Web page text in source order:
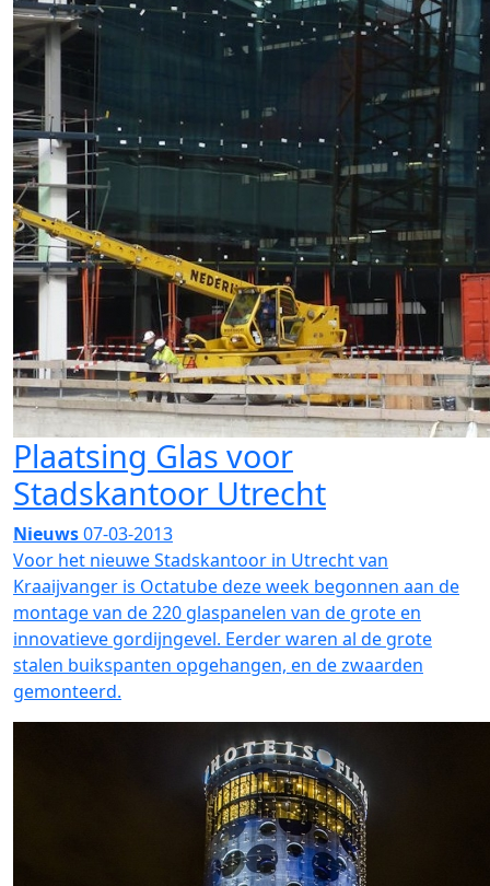
Plaatsing Glas voor
Stadskantoor Utrecht
Nieuws07-03-2013
Voor het nieuwe Stadskantoor in Utrecht van
Kraaijvanger is Octatube deze week begonnen aan de
montage van de 220 glaspanelen van de grote en
innovatieve gordijngevel. Eerder waren al de grote
stalen buikspanten opgehangen, en de zwaarden
gemonteerd.